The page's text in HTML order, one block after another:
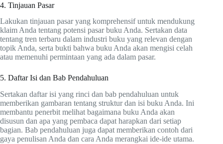
4. Tinjauan Pasar
Lakukan tinjauan pasar yang komprehensif untuk mendukung
klaim Anda tentang potensi pasar buku Anda. Sertakan data
tentang tren terbaru dalam industri buku yang relevan dengan
topik Anda, serta bukti bahwa buku Anda akan mengisi celah
atau memenuhi permintaan yang ada dalam pasar.
5. Daftar Isi dan Bab Pendahuluan
Sertakan daftar isi yang rinci dan bab pendahuluan untuk
memberikan gambaran tentang struktur dan isi buku Anda. Ini
membantu penerbit melihat bagaimana buku Anda akan
disusun dan apa yang pembaca dapat harapkan dari setiap
bagian. Bab pendahuluan juga dapat memberikan contoh dari
gaya penulisan Anda dan cara Anda merangkai ide-ide utama.